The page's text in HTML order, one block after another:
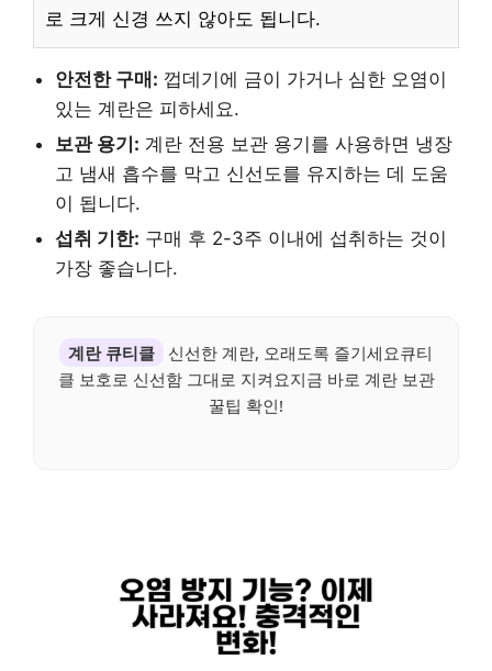
로 크게 신경 쓰지 않아도 됩니다.
안전한 구매: 껍데기에 금이 가거나 심한 오염이
있는 계란은 피하세요.
보관 용기: 계란 전용 보관 용기를 사용하면 냉장
고 냄새 흡수를 막고 신선도를 유지하는 데 도움
이 됩니다.
섭취 기한: 구매 후 2-3주 이내에 섭취하는 것이
가장 좋습니다.
계란 큐티클
신선한 계란, 오래도록 즐기세요큐티
클 보호로 신선함 그대로 지켜요지금 바로 계란 보관
꿀팁 확인!